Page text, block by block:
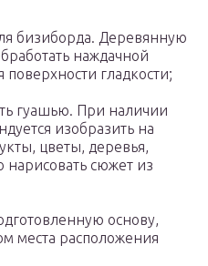
бизиборда. Деревянную
наждачной
гладкости;
гуашью. При наличии
изобразить на
цветы, деревья,
сюжет из
основу,
места расположения